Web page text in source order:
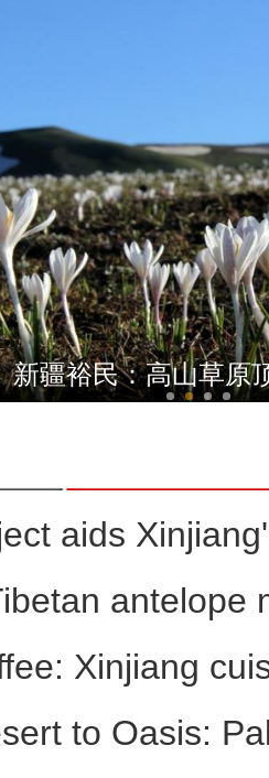
犬”力以赴守护你 警
新疆裕民：高山草原
aids
antelope
Xinjiang
to Oasis: